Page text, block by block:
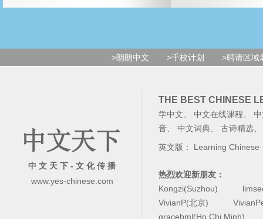
>朗朗中文 >千校计划 >聘请区域
中 文 天 下 - 文 化 传 播
www.yes-chinese.com
THE BEST CHINESE
学中文 中文在线课程
音
中文词典 古诗精选
英文版： Learning Chinese
热烈欢迎新朋友：
Kongzi(Suzhou)
VivianP(北京)
gracebml(Ho Chi Minh)